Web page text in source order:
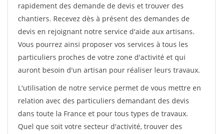
rapidement des demande de devis et trouver des
chantiers. Recevez dès à présent des demandes de
devis en rejoignant notre service d'aide aux artisans.
Vous pourrez ainsi proposer vos services à tous les
particuliers proches de votre zone d'activité et qui
auront besoin d'un artisan pour réaliser leurs travaux.
L'utilisation de notre service permet de vous mettre en
relation avec des particuliers demandant des devis
dans toute la France et pour tous types de travaux.
Quel que soit votre secteur d'activité, trouver des